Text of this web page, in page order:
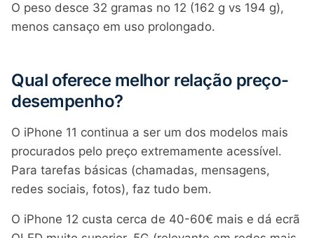
O peso desce 32 gramas no 12 (162 g vs 194 g),
menos cansaço em uso prolongado.
Qual oferece melhor relação preço-
desempenho?
O iPhone 11 continua a ser um dos modelos mais
procurados pelo preço extremamente acessível.
Para tarefas básicas (chamadas, mensagens,
redes sociais, fotos), faz tudo bem.
O iPhone 12 custa cerca de 40-60€ mais e dá ecrã